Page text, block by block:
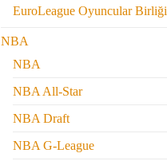
EuroLeague Oyuncular Birliği
NBA
NBA
NBA All-Star
NBA Draft
NBA G-League